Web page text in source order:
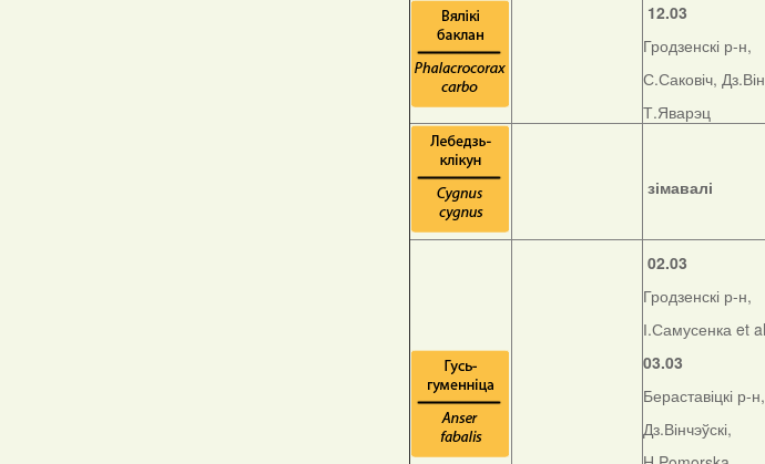
12.03
Гродзенскі р-н,
С.Саковіч,
Т.Яварэц
зімавалі
02.03
Гродзенскі р-н,
І.Самусенка et
03.03
Бераставіцкі р-н,
Дз.Вінчэўскі,